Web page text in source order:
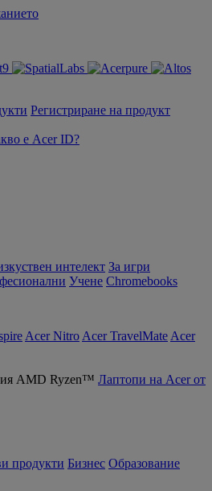
Регистриране на продукт
е Acer ID?
интелект За игри
Учене Chromebooks
Acer Nitro Acer TravelMate Acer
Лаптопи на Acer от
продукти Бизнес Образование